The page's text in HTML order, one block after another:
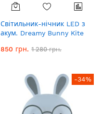
Світильник-нічник LED з
акум. Dreamy Bunny Kite
850 грн. 1 280 грн.
-34%